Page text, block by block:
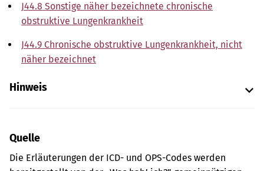
J44.8 Sonstige näher bezeichnete chronische
obstruktive Lungenkrankheit
J44.9 Chronische obstruktive Lungenkrankheit, nicht
näher bezeichnet
Hinweis
Quelle
Die Erläuterungen der ICD- und OPS-Codes werden